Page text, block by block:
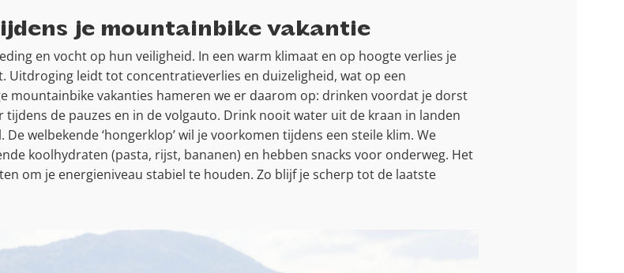
je mountainbike vakantie
en vocht op hun veiligheid. In een warm klimaat en op hoogte verlies je
Uitdroging leidt tot concentratieverlies en duizeligheid, wat op een
mountainbike vakanties hameren we er daarom op: drinken voordat je dorst
de pauzes en in de volgauto. Drink nooit water uit de kraan in landen
welbekende ‘hongerklop’ wil je voorkomen tijdens een steile klim. We
koolhydraten (pasta, rijst, bananen) en hebben snacks voor onderweg. Het
om je energieniveau stabiel te houden. Zo blijf je scherp tot de laatste